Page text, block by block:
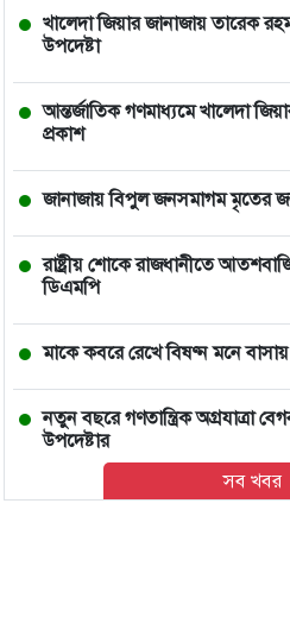
খালেদা জিয়ার জানাজায় তারেক
উপদেষ্টা
আন্তর্জাতিক গণমাধ্যমে খালেদা
প্রকাশ
জানাজায় বিপুল জনসমাগম মৃতের
রাষ্ট্রীয় শোকে রাজধানীতে
ডিএমপি
মাকে কবরে রেখে বিষণ্ন মনে
নতুন বছরে গণতান্ত্রিক অগ্রযাত্রা
উপদেষ্টার
ভারতে চলন্ত ভ্যানে তরুণীকে
সব খবর